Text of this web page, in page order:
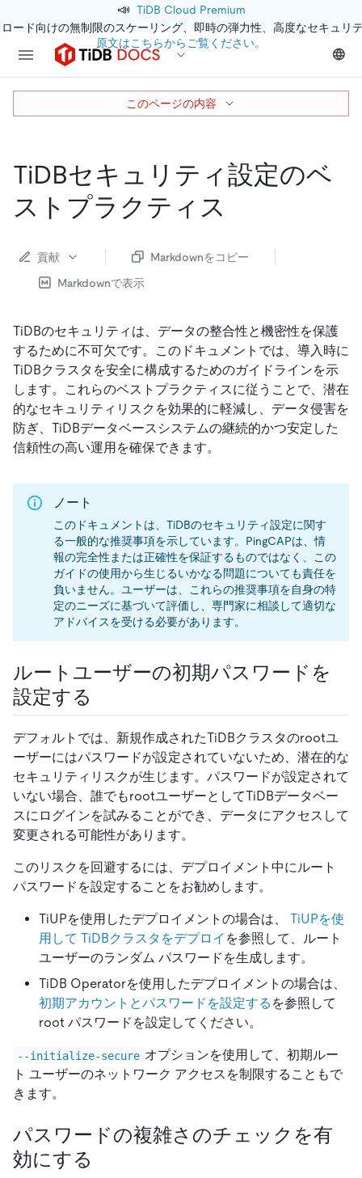
📣 TiDB Cloud Premium
ード向けの無制限のスケーリング、即時の弾力性、高度なセキュリ
原文はこちらからご覧ください。
TiDBセキュリティ設定のベ
ストプラクティス
貢献
Markdownをコピー
Markdownで表示
TiDBのセキュリティは、データの整合性と機密性を保護
するために不可欠です。このドキュメントでは、導入時に
TiDBクラスタを安全に構成するためのガイドラインを示
します。これらのベストプラクティスに従うことで、潜在
的なセキュリティリスクを効果的に軽減し、データ侵害を
防ぎ、TiDBデータベースシステムの継続的かつ安定した
信頼性の高い運用を確保できます。
ノート
このドキュメントは、TiDBのセキュリティ設定に関す
る一般的な推奨事項を示しています。PingCAPは、情
報の完全性または正確性を保証するものではなく、この
ガイドの使用から生じるいかなる問題についても責任を
負いません。ユーザーは、これらの推奨事項を自身の特
定のニーズに基づいて評価し、専門家に相談して適切な
アドバイスを受ける必要があります。
ルートユーザーの初期パスワードを
設定する
デフォルトでは、新規作成されたTiDBクラスタのrootユ
ーザーにはパスワードが設定されていないため、潜在的な
セキュリティリスクが生じます。パスワードが設定されて
いない場合、誰でもrootユーザーとしてTiDBデータベー
スにログインを試みることができ、データにアクセスして
変更される可能性があります。
このリスクを回避するには、デプロイメント中にルート
パスワードを設定することをお勧めします。
TiUPを使用したデプロイメントの場合は、 TiUPを使
用して TiDBクラスタをデプロイ を参照して、ルート
ユーザーのランダム パスワードを生成します。
TiDB Operatorを使用したデプロイメントの場合は、
初期アカウントとパスワードを設定する を参照して
root パスワードを設定してください。
--initialize-secure オプションを使用して、初期ルー
ト ユーザーのネットワーク アクセスを制限することもで
きます。
パスワードの複雑さのチェックを有
効にする
このページの内容